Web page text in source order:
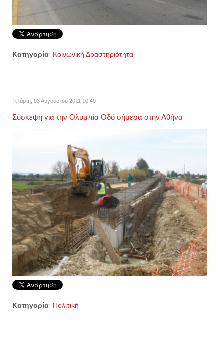
Κατηγορία Κοινωνική Δραστηριότητα
Τετάρτη, 03 Αυγούστου 2011 10:40
Σύσκεψη για την Ολυμπία Οδό σήμερα στην Αθήνα
Κατηγορία Πολιτική